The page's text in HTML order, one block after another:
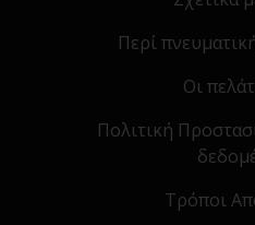
Περί
Οι
Πολιτική
Τρόποι